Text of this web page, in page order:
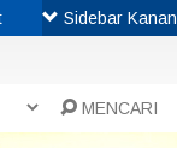
MENCARI
Sidebar Kanan